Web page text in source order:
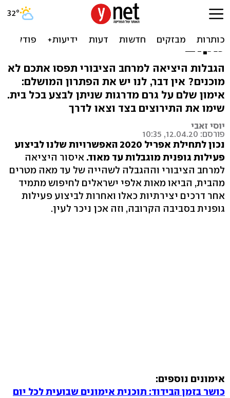
כושר ב-100 מטר: אימון
מדרגות שאפשר לבצע בכל
מקום
הגבלות היציאה למרחב הציבורי תפסו אתכם לא
מוכנים? אין דבר, לנו יש את הפתרון המושלם:
אימון שלם על גרם מדרגות שניתן לבצע בכל בית.
שימו את התירוצים בצד וצאו לדרך
יוסי זאבי
פורסם: 12.04.20, 10:35
נכון לתחילת אפריל 2020 האפשרויות שלנו לביצוע
פעילות גופנית מוגבלות עד מאוד. איסור היציאה
למרחב הציבורי וההגבלה לשהייה של עד מאה מטרים
מהבית, הביאו מאות אלפי ישראלים לחיפוש מתמיד
אחר דרכים יצירתיות כאלו ואחרות לביצוע פעילות
גופנית בסביבה הקרובה, וזה אכן ניכר לעין.
אימונים נוספים:
כושר בזמן הבידוד: תוכנית אימונים שבועית לכל יום